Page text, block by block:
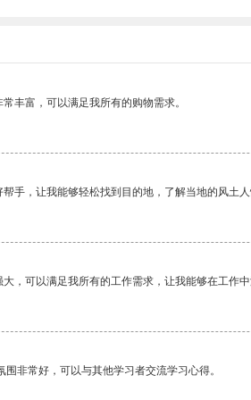
丰富，可以满足我所有的购物需求。
手，让我能够轻松找到目的地，了解当地的风土人
，可以满足我所有的工作需求，让我能够在工作中
非常好，可以与其他学习者交流学习心得。